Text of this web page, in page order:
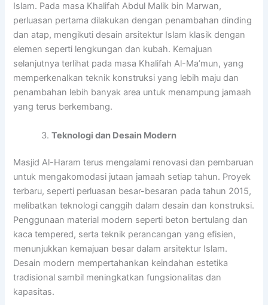
Islam. Pada masa Khalifah Abdul Malik bin Marwan,
perluasan pertama dilakukan dengan penambahan dinding
dan atap, mengikuti desain arsitektur Islam klasik dengan
elemen seperti lengkungan dan kubah. Kemajuan
selanjutnya terlihat pada masa Khalifah Al-Ma’mun, yang
memperkenalkan teknik konstruksi yang lebih maju dan
penambahan lebih banyak area untuk menampung jamaah
yang terus berkembang.
Teknologi dan Desain Modern
Masjid Al-Haram terus mengalami renovasi dan pembaruan
untuk mengakomodasi jutaan jamaah setiap tahun. Proyek
terbaru, seperti perluasan besar-besaran pada tahun 2015,
melibatkan teknologi canggih dalam desain dan konstruksi.
Penggunaan material modern seperti beton bertulang dan
kaca tempered, serta teknik perancangan yang efisien,
menunjukkan kemajuan besar dalam arsitektur Islam.
Desain modern mempertahankan keindahan estetika
tradisional sambil meningkatkan fungsionalitas dan
kapasitas.